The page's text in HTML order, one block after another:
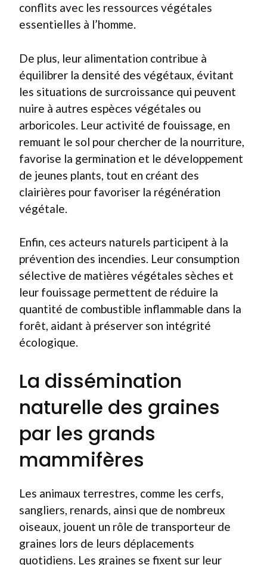
conflits avec les ressources végétales
essentielles à l’homme.
De plus, leur alimentation contribue à
équilibrer la densité des végétaux, évitant
les situations de surcroissance qui peuvent
nuire à autres espèces végétales ou
arboricoles. Leur activité de fouissage, en
remuant le sol pour chercher de la nourriture,
favorise la germination et le développement
de jeunes plants, tout en créant des
clairières pour favoriser la régénération
végétale.
Enfin, ces acteurs naturels participent à la
prévention des incendies. Leur consumption
sélective de matières végétales sèches et
leur fouissage permettent de réduire la
quantité de combustible inflammable dans la
forêt, aidant à préserver son intégrité
écologique.
La dissémination
naturelle des graines
par les grands
mammifères
Les animaux terrestres, comme les cerfs,
sangliers, renards, ainsi que de nombreux
oiseaux, jouent un rôle de transporteur de
graines lors de leurs déplacements
quotidiens. Les graines se fixent sur leur